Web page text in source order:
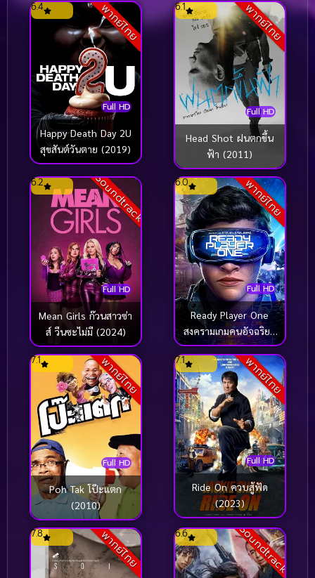
พากย์ไทย
Full HD
6.4
Happy Death Day 2U
สุขสันต์วันตาย (2019)
พากย์ไทย
Full HD
6.1
Head Shot ฝนตกขึ้น
ฟ้า (2011)
Soundtrack
Full HD
6.2
Mean Girls ก๊วนสาวซ่า
ส์ วีนซะไม่มี (2024)
พากย์ไทย
Full HD
6.0
Ready Player One
สงครามเกมคนอัจฉริยะ
(2018)
พากย์ไทย
Full HD
7.1
Poh Tak โป๊ะแตก
(2010)
พากย์ไทย
Full HD
7.1
Ride On ควบสู้ฟัด
(2023)
พากย์ไทย
7.8 Soundtrack
6.6